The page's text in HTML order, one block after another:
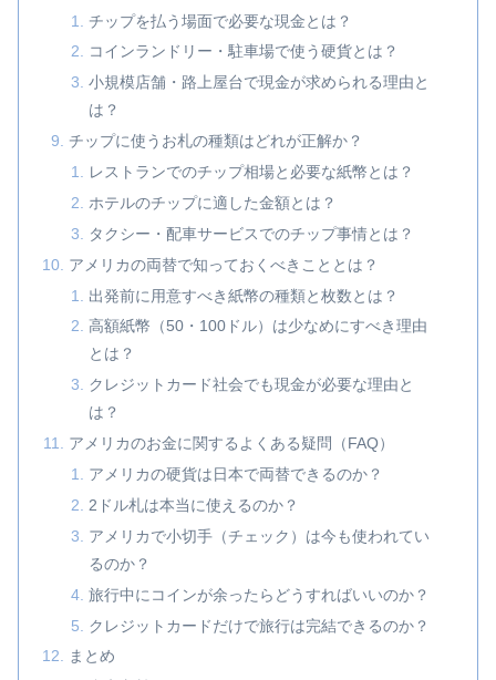
チップを払う場面で必要な現金とは？
コインランドリー・駐車場で使う硬貨とは？
小規模店舗・路上屋台で現金が求められる理由と
は？
チップに使うお札の種類はどれが正解か？
レストランでのチップ相場と必要な紙幣とは？
ホテルのチップに適した金額とは？
タクシー・配車サービスでのチップ事情とは？
アメリカの両替で知っておくべきこととは？
出発前に用意すべき紙幣の種類と枚数とは？
高額紙幣（50・100ドル）は少なめにすべき理由
とは？
クレジットカード社会でも現金が必要な理由と
は？
アメリカのお金に関するよくある疑問（FAQ）
アメリカの硬貨は日本で両替できるのか？
2ドル札は本当に使えるのか？
アメリカで小切手（チェック）は今も使われてい
るのか？
旅行中にコインが余ったらどうすればいいのか？
クレジットカードだけで旅行は完結できるのか？
まとめ